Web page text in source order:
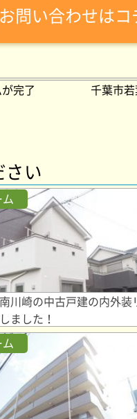
お問い合わせはコ
完了 千葉市
い
川崎の中古戸建の内外装
ました！